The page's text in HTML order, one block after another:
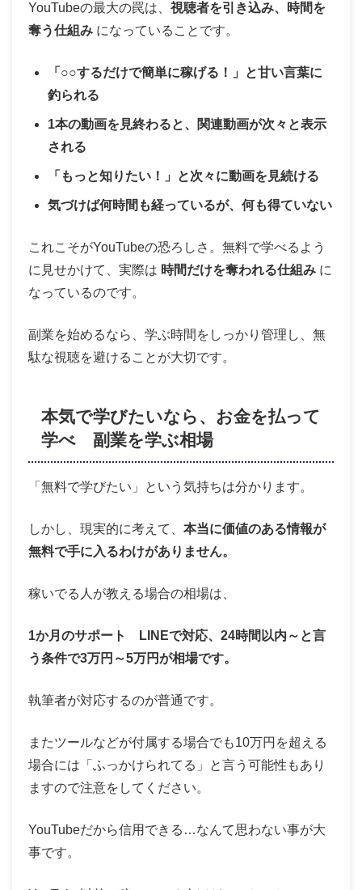
YouTubeの最大の罠は、 視聴者を引き込み、時間を
奪う仕組み になっていることです。
「○○するだけで簡単に稼げる！」と甘い言葉に
釣られる
1本の動画を見終わると、関連動画が次々と表示
される
「もっと知りたい！」と次々に動画を見続ける
気づけば何時間も経っているが、何も得ていない
これこそがYouTubeの恐ろしさ。無料で学べるよう
に見せかけて、実際は 時間だけを奪われる仕組み に
なっているのです。
副業を始めるなら、学ぶ時間をしっかり管理し、無
駄な視聴を避けることが大切です。
本気で学びたいなら、お金を払って
学べ 副業を学ぶ相場
「無料で学びたい」という気持ちは分かります。
しかし、現実的に考えて、 本当に価値のある情報が
無料で手に入るわけがありません。
稼いでる人が教える場合の相場は、
1か月のサポート LINEで対応、24時間以内～と言
う条件で3万円～5万円が相場です。
執筆者が対応するのが普通です。
またツールなどが付属する場合でも10万円を超える
場合には「ふっかけられてる」と言う可能性もあり
ますので注意をしてください。
YouTubeだから信用できる…なんて思わない事が大
事です。